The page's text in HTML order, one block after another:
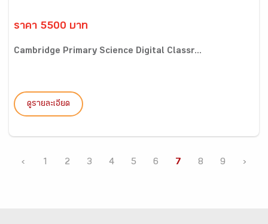
ราคา 5500 บาท
Cambridge Primary Science Digital Classr...
ดูรายละเอียด
‹ 1 2 3 4 5 6 7 8 9 ›